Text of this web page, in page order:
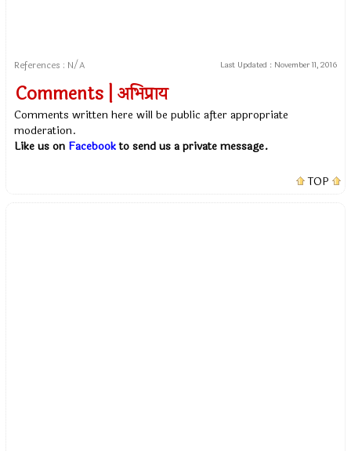
References : N/A Last Updated : November 11, 2016
Comments | अभिप्राय
Comments written here will be public after appropriate
moderation.
Like us on Facebookto send us a private message.
TOP